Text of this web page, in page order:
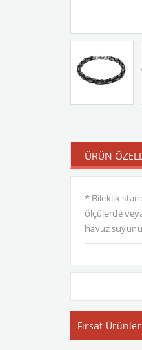
ÜRÜN
* Bileklik
ölçülerde
havuz
Fırsat